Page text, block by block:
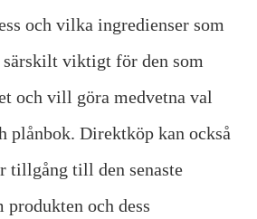
och vilka ingredienser som
särskilt viktigt för den som
och vill göra medvetna val
plånbok. Direktköp kan också
tillgång till den senaste
och dess